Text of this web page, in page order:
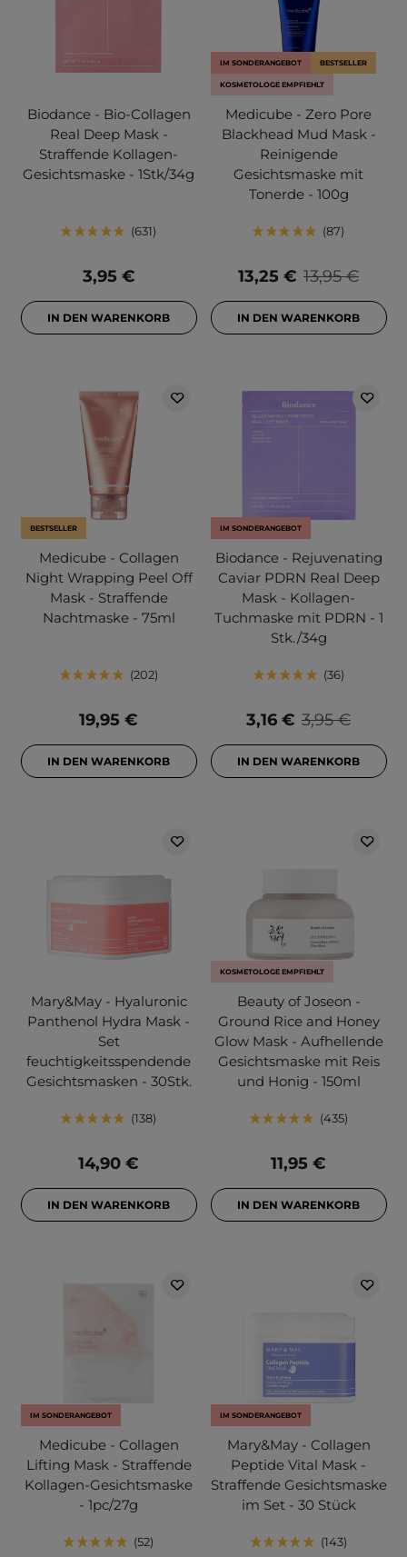
Biodance - Bio-Collagen
Real Deep Mask -
Straffende Kollagen-
Gesichtsmaske - 1Stk/34g
631
3,95 €
IN DEN WARENKORB
IM SONDERANGEBOT BESTSELLER
KOSMETOLOGE EMPFIEHLT
Medicube - Zero Pore
Blackhead Mud Mask -
Reinigende
Gesichtsmaske mit
Tonerde - 100g
87
13,95 €
13,25 €
IN DEN WARENKORB
BESTSELLER
Medicube - Collagen
Night Wrapping Peel Off
Mask - Straffende
Nachtmaske - 75ml
202
19,95 €
IN DEN WARENKORB
IM SONDERANGEBOT
Biodance - Rejuvenating
Caviar PDRN Real Deep
Mask - Kollagen-
Tuchmaske mit PDRN - 1
Stk./34g
36
3,95 €
3,16 €
IN DEN WARENKORB
Mary&May - Hyaluronic
Panthenol Hydra Mask -
Set
feuchtigkeitsspendende
Gesichtsmasken - 30Stk.
138
14,90 €
IN DEN WARENKORB
KOSMETOLOGE EMPFIEHLT
Beauty of Joseon -
Ground Rice and Honey
Glow Mask - Aufhellende
Gesichtsmaske mit Reis
und Honig - 150ml
435
11,95 €
IN DEN WARENKORB
IM SONDERANGEBOT
Medicube - Collagen
Lifting Mask - Straffende
Kollagen-Gesichtsmaske
- 1pc/27g
52
IM SONDERANGEBOT
Mary&May - Collagen
Peptide Vital Mask -
Straffende Gesichtsmaske
im Set - 30 Stück
143